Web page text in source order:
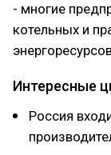
- многие
котельных и
Интересные
Россия